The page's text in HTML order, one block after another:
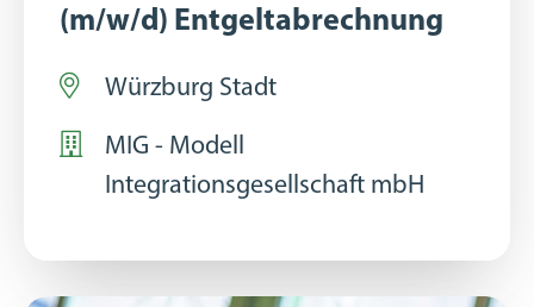
(m/w/d) Entgeltabrechnung
Würzburg Stadt
MIG - Modell
Integrationsgesellschaft mbH